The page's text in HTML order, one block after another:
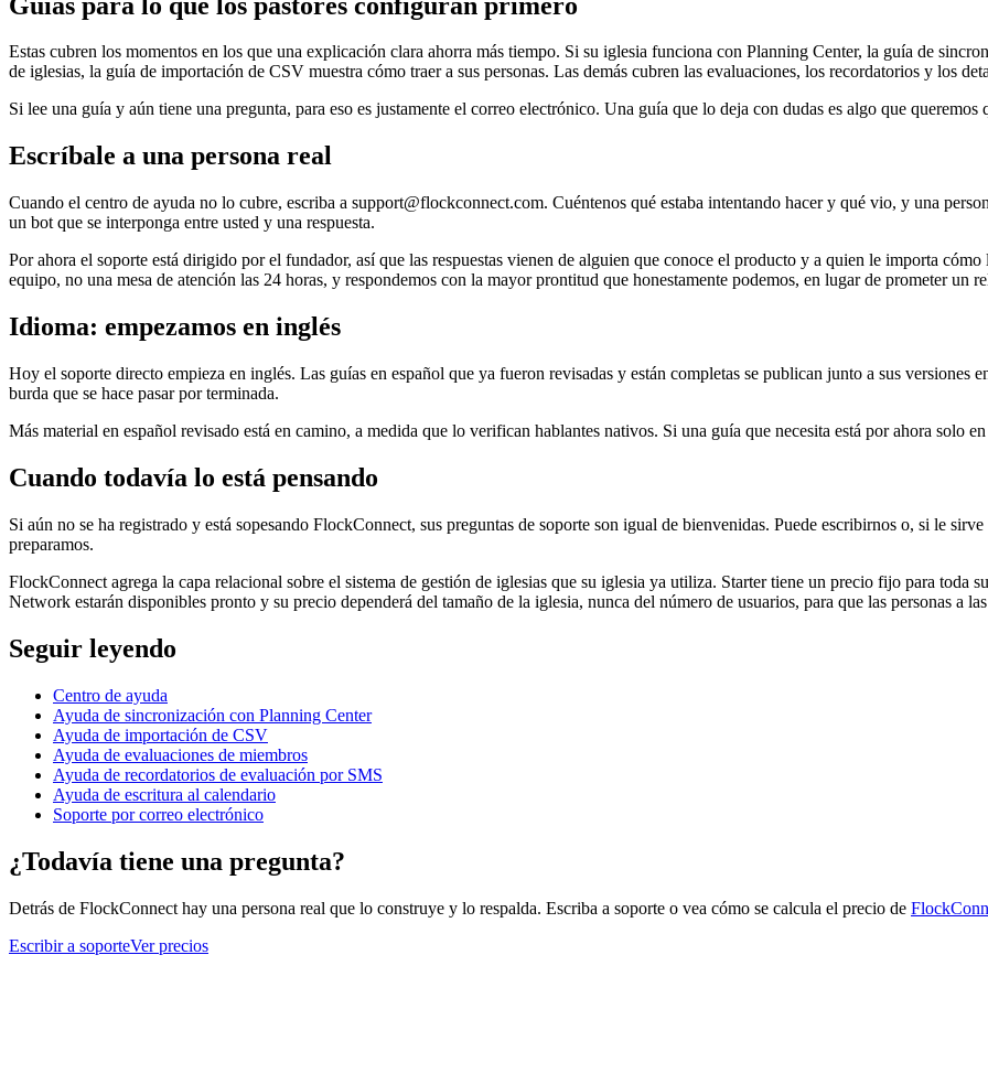
Estas cubren los momentos en los que una explicación clara ahorra más tiempo. Si su iglesia funciona con Planning Center, la guía de
de iglesias, la guía de importación de CSV muestra cómo traer a sus personas. Las demás cubren las evaluaciones, los recordatorios y los
Si lee una guía y aún tiene una pregunta, para eso es justamente el correo electrónico. Una guía que lo deja con dudas es algo que queremos
Escríbale a una persona real
Cuando el centro de ayuda no lo cubre, escriba a support@flockconnect.com. Cuéntenos qué estaba intentando hacer y qué vio, y una
un bot que se interponga entre usted y una respuesta.
Por ahora el soporte está dirigido por el fundador, así que las respuestas vienen de alguien que conoce el producto y a quien le importa
equipo, no una mesa de atención las 24 horas, y respondemos con la mayor prontitud que honestamente podemos, en lugar de prometer un
Idioma: empezamos en inglés
Hoy el soporte directo empieza en inglés. Las guías en español que ya fueron revisadas y están completas se publican junto a sus versiones
burda que se hace pasar por terminada.
Más material en español revisado está en camino, a medida que lo verifican hablantes nativos. Si una guía que necesita está por ahora solo
Cuando todavía lo está pensando
Si aún no se ha registrado y está sopesando FlockConnect, sus preguntas de soporte son igual de bienvenidas. Puede escribirnos o, si le
preparamos.
FlockConnect agrega la capa relacional sobre el sistema de gestión de iglesias que su iglesia ya utiliza. Starter tiene un precio fijo para toda
Network estarán disponibles pronto y su precio dependerá del tamaño de la iglesia, nunca del número de usuarios, para que las personas a
Seguir leyendo
Centro de ayuda
Ayuda de sincronización con Planning Center
Ayuda de importación de CSV
Ayuda de evaluaciones de miembros
Ayuda de recordatorios de evaluación por SMS
Ayuda de escritura al calendario
Soporte por correo electrónico
¿Todavía tiene una pregunta?
Detrás de FlockConnect hay una persona real que lo construye y lo respalda. Escriba a soporte o vea cómo se calcula el precio de
Escribir a soporteVer precios